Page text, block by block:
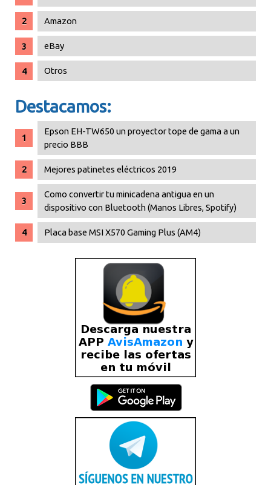
Amazon
eBay
Otros
Destacamos:
Epson EH-TW650 un proyector tope de gama a un
precio BBB
Mejores patinetes eléctricos 2019
Como convertir tu minicadena antigua en un
dispositivo con Bluetooth (Manos Libres, Spotify)
Placa base MSI X570 Gaming Plus (AM4)